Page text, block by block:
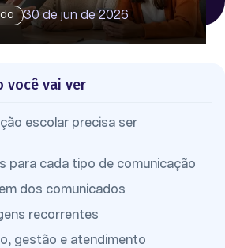
30 de jun de 2026
você vai ver
escolar precisa ser
para cada tipo de comunicação
dos comunicados
recorrentes
gestão e atendimento